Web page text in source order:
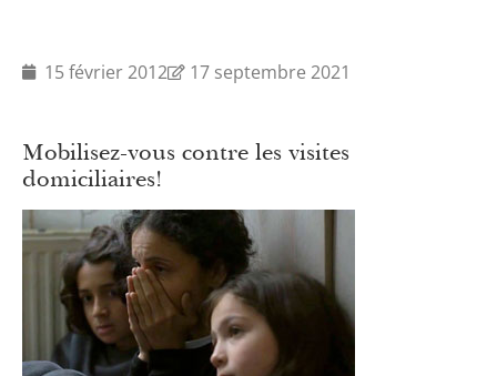
15 février 2012 17 septembre 2021
Mobilisez-vous contre les visites
domiciliaires!